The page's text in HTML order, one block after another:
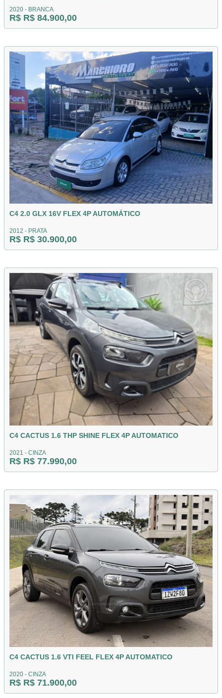
2020 - BRANCA
R$ R$ 84.900,00
C4 2.0 GLX 16V FLEX 4P AUTOMÁTICO
2012 - PRATA
R$ R$ 30.900,00
C4 CACTUS 1.6 THP SHINE FLEX 4P AUTOMATICO
2021 - CINZA
R$ R$ 77.990,00
C4 CACTUS 1.6 VTI FEEL FLEX 4P AUTOMATICO
2020 - CINZA
R$ R$ 71.900,00